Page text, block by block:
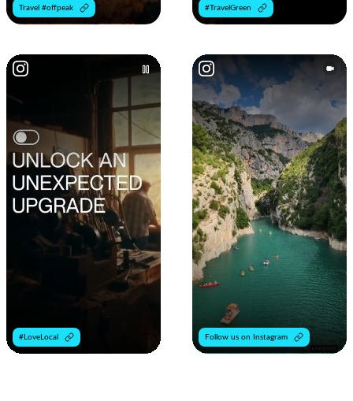
Travel #offpeak #TravelGreen
#LoveLocal Follow us on Instagram